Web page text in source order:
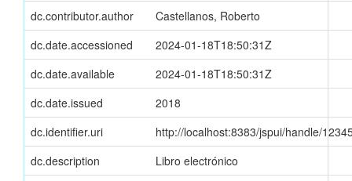
dc.contributor.author
Castellanos, Roberto
dc.date.accessioned
2024-01-18T18:50:31Z
dc.date.available
2024-01-18T18:50:31Z
dc.date.issued
2018
dc.identifier.uri
http://localhost:8383/jspui/handle/
dc.description
Libro electrónico